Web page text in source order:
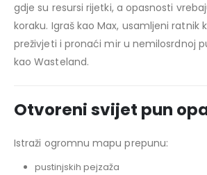
gdje su resursi rijetki, a opasnosti
koraku. Igraš kao Max, usamljeni ratnik
preživjeti i pronaći mir u nemilosrdnoj
kao Wasteland.
Otvoreni svijet pun
Istraži ogromnu mapu prepunu:
pustinjskih pejzaža